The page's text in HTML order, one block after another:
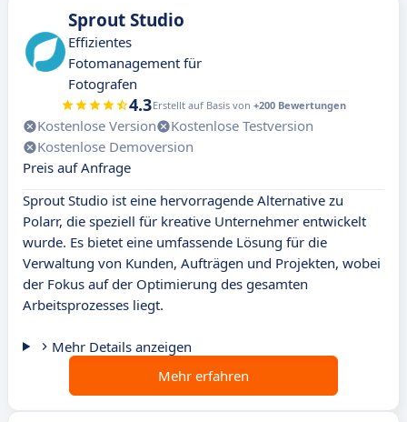
Sprout Studio
Effizientes
Fotomanagement für
Fotografen
4.3Erstellt auf Basis von +200 Bewertungen
Kostenlose Version
Kostenlose Testversion
Kostenlose Demoversion
Preis auf Anfrage
Sprout Studio ist eine hervorragende Alternative zu
Polarr, die speziell für kreative Unternehmer entwickelt
wurde. Es bietet eine umfassende Lösung für die
Verwaltung von Kunden, Aufträgen und Projekten, wobei
der Fokus auf der Optimierung des gesamten
Arbeitsprozesses liegt.
Mehr Details anzeigen
Mehr erfahren